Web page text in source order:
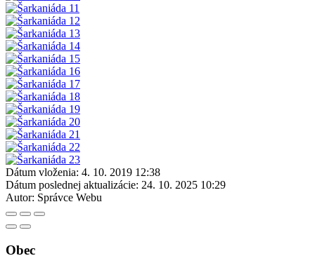
Dátum vloženia: 4. 10. 2019 12:38
Dátum poslednej aktualizácie: 24. 10. 2025 10:29
Autor: Správce Webu
Obec